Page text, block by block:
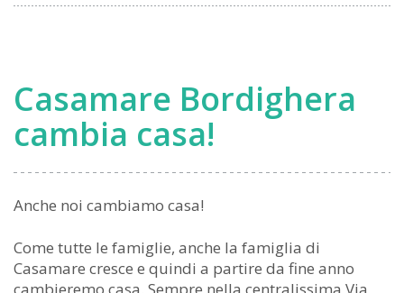
Casamare Bordighera
cambia casa!
Anche noi cambiamo casa!
Come tutte le famiglie, anche la famiglia di
Casamare cresce e quindi a partire da fine anno